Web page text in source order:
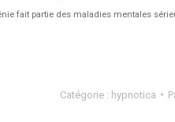
fait partie des maladies mentales
Catégorie : hypnotica